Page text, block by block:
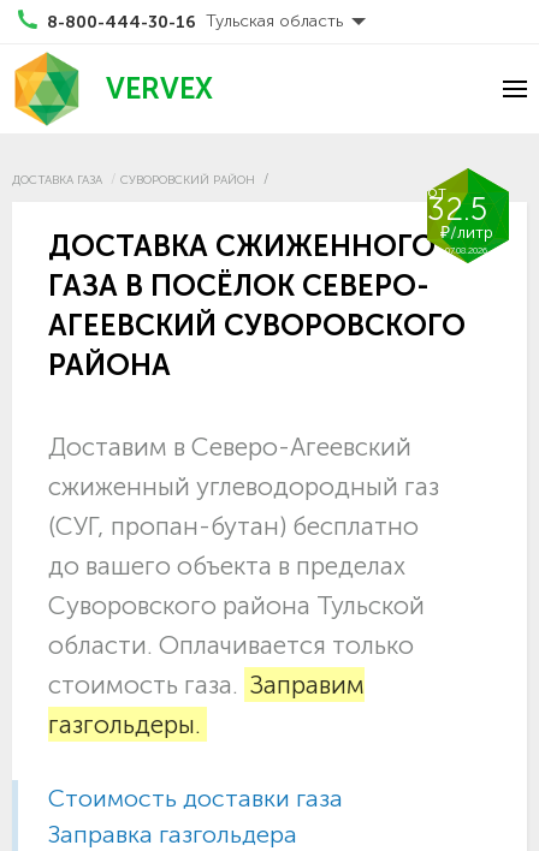
8-800-444-30-16 Тульская область
VERVEX
ДОСТАВКА ГАЗА СУВОРОВСКИЙ РАЙОН
от
32.5
₽/литр
07.08.2026
ДОСТАВКА СЖИЖЕННОГО
ГАЗА В ПОСЁЛОК СЕВЕРО-
АГЕЕВСКИЙ СУВОРОВСКОГО
РАЙОНА
Доставим в Северо-Агеевский
сжиженный углеводородный газ
(СУГ, пропан-бутан) бесплатно
до вашего объекта в пределах
Суворовского района Тульской
области. Оплачивается только
стоимость газа. Заправим
газгольдеры.
Стоимость доставки газа
Заправка газгольдера